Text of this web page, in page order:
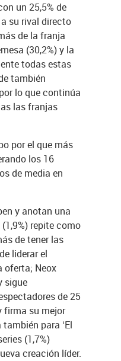
un 25,5% de
su rival directo
de la franja
(30,2%) y la
todas estas
también
lo que continúa
las franjas
por el que más
los 16
de media en
y anotan una
repite como
de tener las
liderar el
oferta; Neox
sigue
de 25
firma su mejor
para ‘El
(1,7%)
creación líder.